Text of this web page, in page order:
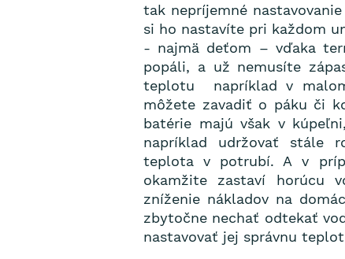
tak nepríjemné
si ho nastavíte pri každom
- najmä deťom – vďaka
popáli, a už nemusíte
teplotu napríklad v
môžete zavadiť o páku či
batérie majú však v
napríklad udržovať stále
teplota v potrubí. A v
okamžite zastaví horúcu
zníženie nákladov na
zbytočne nechať odtekať
nastavovať jej správnu